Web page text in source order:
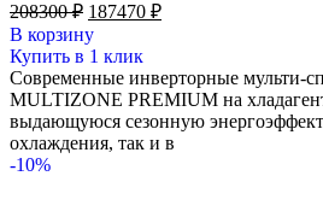
208300₽ Первоначальная
цена
составляла
208300 ₽.
187470 ₽Текущая
В корзину
Купить в 1 клик
Современные инверторные мульти-
MULTIZONE PREMIUM на
выдающуюся сезонную
охлаждения, так и в
-10%